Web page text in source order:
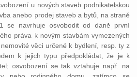
u nových staveb podnikatelskou
anebo prodej staveb a bytů, na straně
se navrhuje osvobodit od daně první
práva k novým stavbám vymezených
věci určené k bydlení, resp. ty z
k jejich typu předpokládat, že je k
osvobození se tak vztahuje např. na